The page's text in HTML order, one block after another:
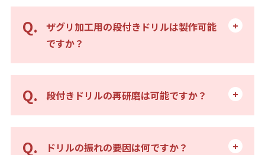
ザグリ加工用の段付きドリルは製作可能
ですか？
段付きドリルの再研磨は可能ですか？
ドリルの振れの要因は何ですか？